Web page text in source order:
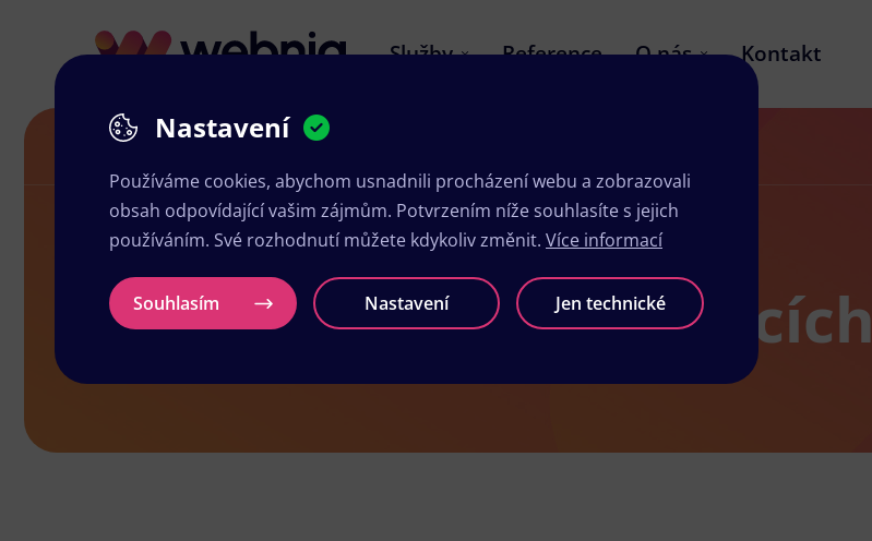
Služby Reference O nás Kontakt
Návrh letáků v Bystřicích
Návrh letáků v Bystřicích
Nastavení
Používáme cookies, abychom usnadnili procházení webu a zobrazovali
obsah odpovídající vašim zájmům. Potvrzením níže souhlasíte s jejich
používáním. Své rozhodnutí můžete kdykoliv změnit. Více informací
Souhlasím Nastavení Jen technické